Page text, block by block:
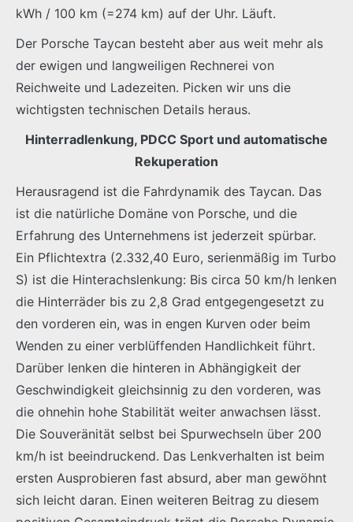
kWh / 100 km (=274 km) auf der Uhr. Läuft.
Der Porsche Taycan besteht aber aus weit mehr als
der ewigen und langweiligen Rechnerei von
Reichweite und Ladezeiten. Picken wir uns die
wichtigsten technischen Details heraus.
Hinterradlenkung, PDCC Sport und automatische
Rekuperation
Herausragend ist die Fahrdynamik des Taycan. Das
ist die natürliche Domäne von Porsche, und die
Erfahrung des Unternehmens ist jederzeit spürbar.
Ein Pflichtextra (2.332,40 Euro, serienmäßig im Turbo
S) ist die Hinterachslenkung: Bis circa 50 km/h lenken
die Hinterräder bis zu 2,8 Grad entgegengesetzt zu
den vorderen ein, was in engen Kurven oder beim
Wenden zu einer verblüffenden Handlichkeit führt.
Darüber lenken die hinteren in Abhängigkeit der
Geschwindigkeit gleichsinnig zu den vorderen, was
die ohnehin hohe Stabilität weiter anwachsen lässt.
Die Souveränität selbst bei Spurwechseln über 200
km/h ist beeindruckend. Das Lenkverhalten ist beim
ersten Ausprobieren fast absurd, aber man gewöhnt
sich leicht daran. Einen weiteren Beitrag zu diesem